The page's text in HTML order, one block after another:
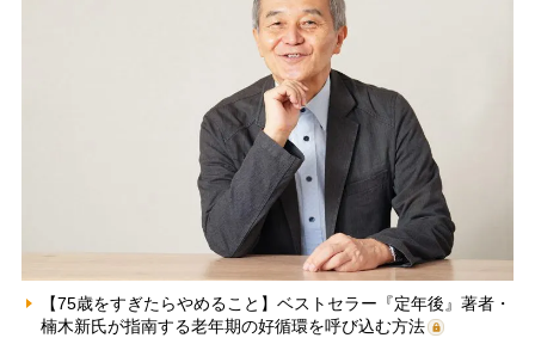
【75歳をすぎたらやめること】ベストセラー『定年後』著者・
楠木新氏が指南する老年期の好循環を呼び込む方法